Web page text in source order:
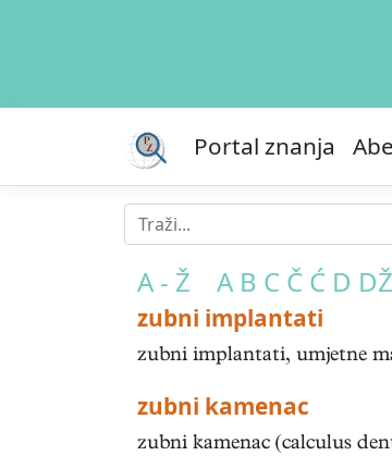
Portal znanja
A - Ž A B C Č Ć D DŽ
zubni implantati
zubni implantati, umjetne
zubni kamenac
zubni kamenac (calculus